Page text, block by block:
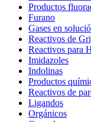
Productos
Furano
Gases en
Reactivos de
Reactivos para
Imidazoles
Indolinas
Productos
Reactivos de
Ligandos
Orgánicos